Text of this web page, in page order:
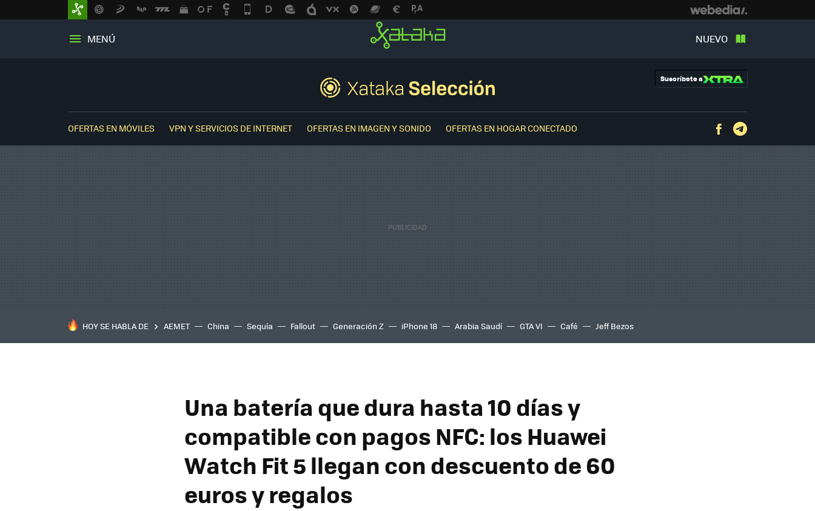
MENÚ NUEVO
Suscríbete a
OFERTAS EN MÓVILES VPN Y SERVICIOS DE INTERNET OFERTAS EN IMAGEN Y SONIDO OFERTAS EN HOGAR CONECTADO Facebook
HOY SE HABLA DE AEMET China Sequía Fallout Generación Z iPhone 18 Arabia Saudí GTA VI Café Jeff Bezos
Una batería que dura hasta 10 días y
compatible con pagos NFC: los Huawei
Watch Fit 5 llegan con descuento de 60
euros y regalos